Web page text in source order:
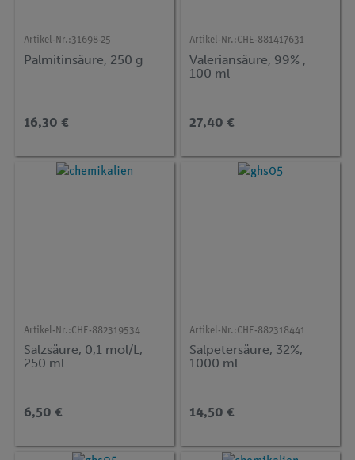
Artikel-Nr.:31698-25
Palmitinsäure, 250 g
16,30 €
Artikel-Nr.:CHE-881417631
Valeriansäure, 99% ,
100 ml
27,40 €
Artikel-Nr.:CHE-882319534
Salzsäure, 0,1 mol/L,
250 ml
6,50 €
Artikel-Nr.:CHE-882318441
Salpetersäure, 32%,
1000 ml
14,50 €